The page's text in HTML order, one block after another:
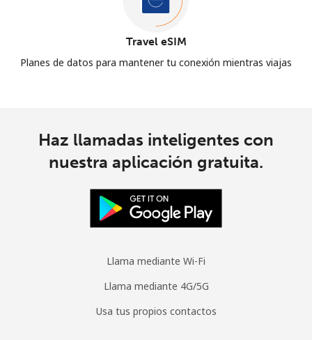
Travel eSIM
Planes de datos para mantener tu conexión mientras viajas
Haz llamadas inteligentes con
nuestra aplicación gratuita.
Llama mediante Wi-Fi
Llama mediante 4G/5G
Usa tus propios contactos